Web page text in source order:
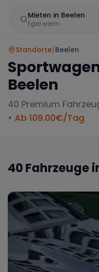
Mieten in Beelen
Egal wann
Porsche
Wann
Zeitraum wählen
Standorte/Beelen
Beelen
40 Premium
• Ab 109.00€/Tag
40 Fahrzeuge